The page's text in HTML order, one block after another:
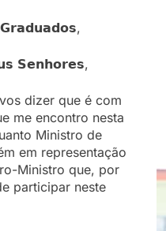
𝗦𝗲𝗻𝗵𝗼𝗿𝗲𝘀,
dizer que é com
me encontro nesta
Ministro de
em representação
Ministro que, por
participar neste